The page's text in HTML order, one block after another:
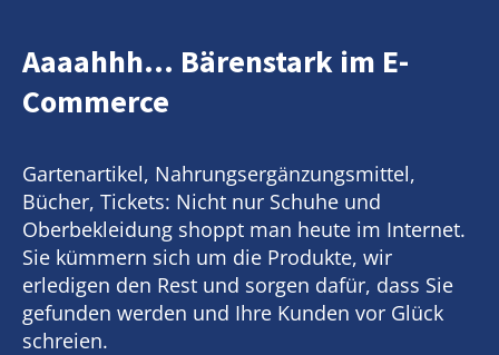
Aaaahhh... Bärenstark im E-
Commerce
Gartenartikel, Nahrungsergänzungsmittel,
Bücher, Tickets: Nicht nur Schuhe und
Oberbekleidung shoppt man heute im Internet.
Sie kümmern sich um die Produkte, wir
erledigen den Rest und sorgen dafür, dass Sie
gefunden werden und Ihre Kunden vor Glück
schreien.